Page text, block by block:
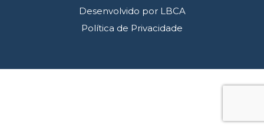
Desenvolvido por LBCA
Política de Privacidade